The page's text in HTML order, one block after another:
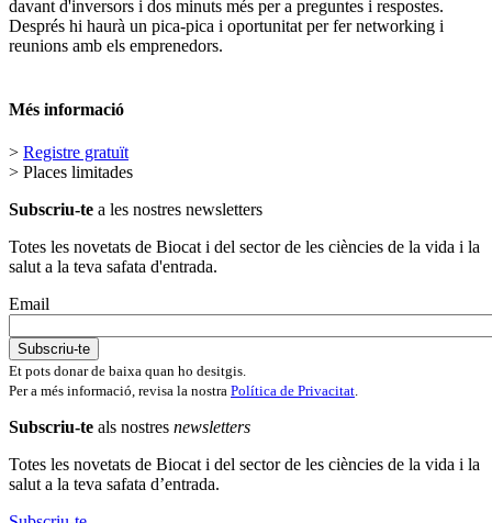
davant d'inversors i dos minuts més per a preguntes i respostes.
Després hi haurà un pica-pica i oportunitat per fer networking i
reunions amb els emprenedors.
Més informació
> Registre gratuït
> Places limitades
Subscriu-te a les nostres newsletters
Totes les novetats de Biocat i del sector de les ciències de la vida i la
salut a la teva safata d'entrada.
Email
Et pots donar de baixa quan ho desitgis.
Per a més informació, revisa la nostra Política de Privacitat
Subscriu-te als nostres newsletters
Totes les novetats de Biocat i del sector de les ciències de la vida i la
salut a la teva safata d’entrada.